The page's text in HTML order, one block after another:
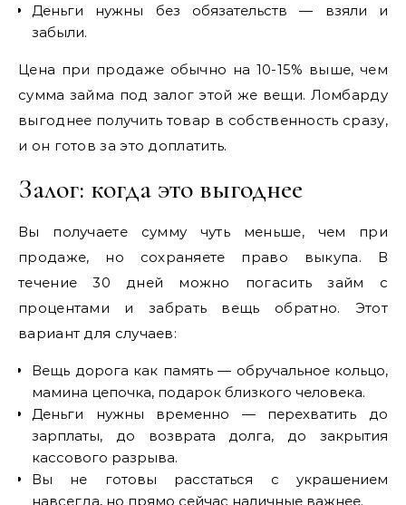
Деньги нужны без обязательств — взяли и
забыли.
Цена при продаже обычно на 10-15% выше, чем
сумма займа под залог этой же вещи. Ломбарду
выгоднее получить товар в собственность сразу,
и он готов за это доплатить.
Залог: когда это выгоднее
Вы получаете сумму чуть меньше, чем при
продаже, но сохраняете право выкупа. В
течение 30 дней можно погасить займ с
процентами и забрать вещь обратно. Этот
вариант для случаев:
Вещь дорога как память — обручальное кольцо,
мамина цепочка, подарок близкого человека.
Деньги нужны временно — перехватить до
зарплаты, до возврата долга, до закрытия
кассового разрыва.
Вы не готовы расстаться с украшением
навсегда, но прямо сейчас наличные важнее.